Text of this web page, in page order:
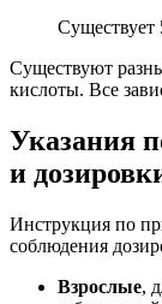
Существует
Существуют
кислоты. Все
Указания
и
Инструкция по
соблюдения
Взрослые,